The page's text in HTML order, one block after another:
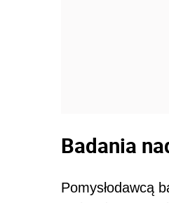
Badania
Pomysłodawcą